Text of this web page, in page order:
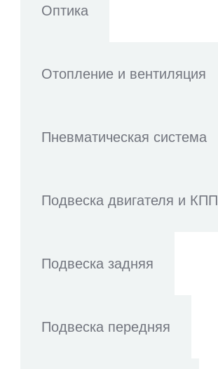
Оптика
Отопление и вентиляция
Пневматическая система
Подвеска двигателя и КПП
Подвеска задняя
Подвеска передняя